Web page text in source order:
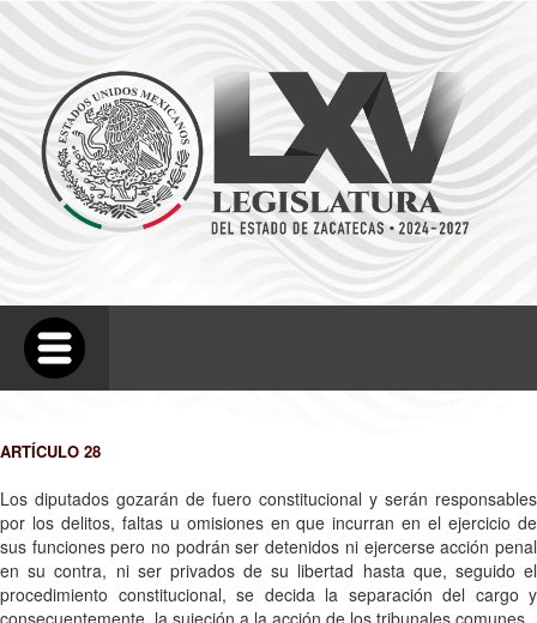
ARTÍCULO 28
Los diputados gozarán de fuero constitucional y serán responsables
por los delitos, faltas u omisiones en que incurran en el ejercicio de
sus funciones pero no podrán ser detenidos ni ejercerse acción penal
en su contra, ni ser privados de su libertad hasta que, seguido el
procedimiento constitucional, se decida la separación del cargo y